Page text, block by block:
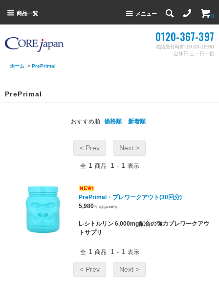
商品一覧 メニュー 0
0120-367-397
電話受付時間 10:00-18:00
定休日:土・日・祝
ホーム > PrePrimal
PrePrimal
おすすめ順 価格順 新着順
< Prev Next >
全 1 商品 1 - 1 表示
PrePrimal・プレワークアウト(30回分)
5,980円 (税込6,458円)
L-シトルリン 6,000mg配合の強力プレワークアウ
トサプリ
全 1 商品 1 - 1 表示
< Prev Next >